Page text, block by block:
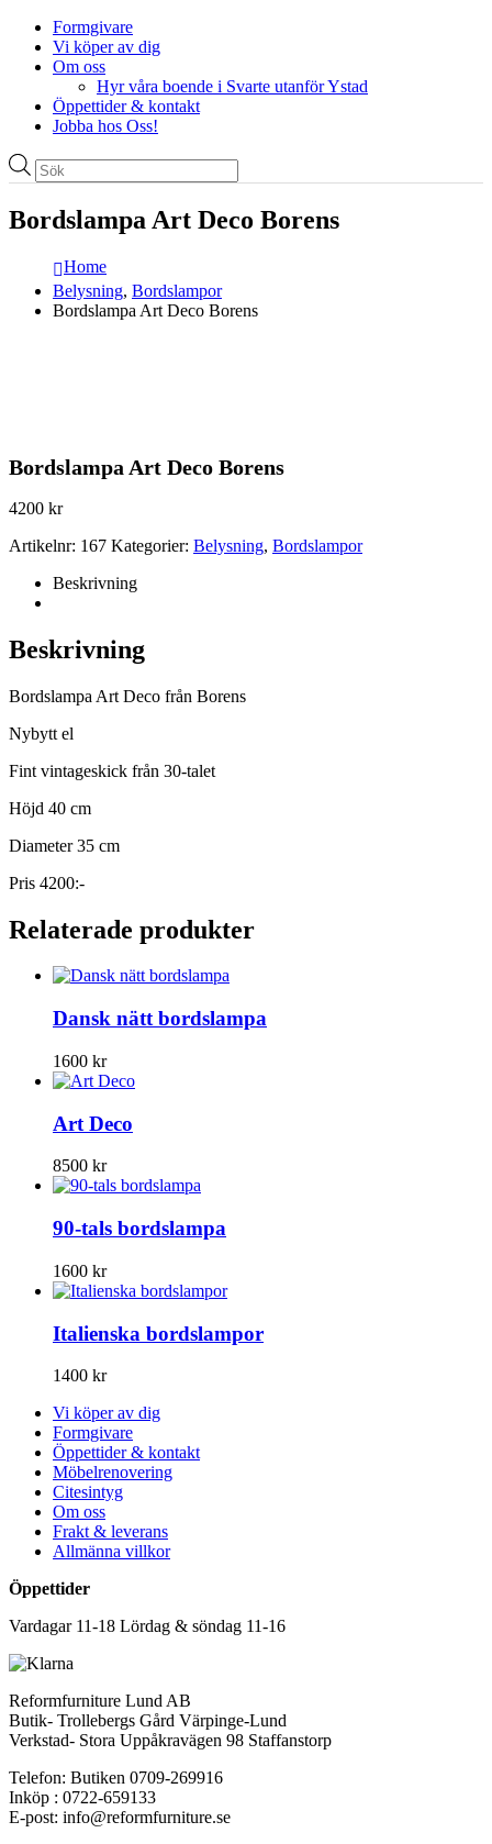
Formgivare
Vi köper av dig
Om oss
Hyr våra boende i Svarte utanför Ystad
Öppettider & kontakt
Jobba hos Oss!
Produktsökning
Bordslampa Art Deco Borens
Home
Belysning, Bordslampor
Bordslampa Art Deco Borens
Bordslampa Art Deco Borens
4200 kr
Artikelnr: 167 Kategorier: Belysning, Bordslampor
Beskrivning
Beskrivning
Bordslampa Art Deco från Borens
Nybytt el
Fint vintageskick från 30-talet
Höjd 40 cm
Diameter 35 cm
Pris 4200:-
Relaterade produkter
Dansk nätt bordslampa
1600 kr
Art Deco
8500 kr
90-tals bordslampa
1600 kr
Italienska bordslampor
1400 kr
Vi köper av dig
Formgivare
Öppettider & kontakt
Möbelrenovering
Citesintyg
Om oss
Frakt & leverans
Allmänna villkor
Öppettider
Vardagar 11-18 Lördag & söndag 11-16
Reformfurniture Lund AB
Butik- Trollebergs Gård Värpinge-Lund
Verkstad- Stora Uppåkravägen 98 Staffanstorp
Telefon: Butiken 0709-269916
Inköp : 0722-659133
E-post: info@reformfurniture.se